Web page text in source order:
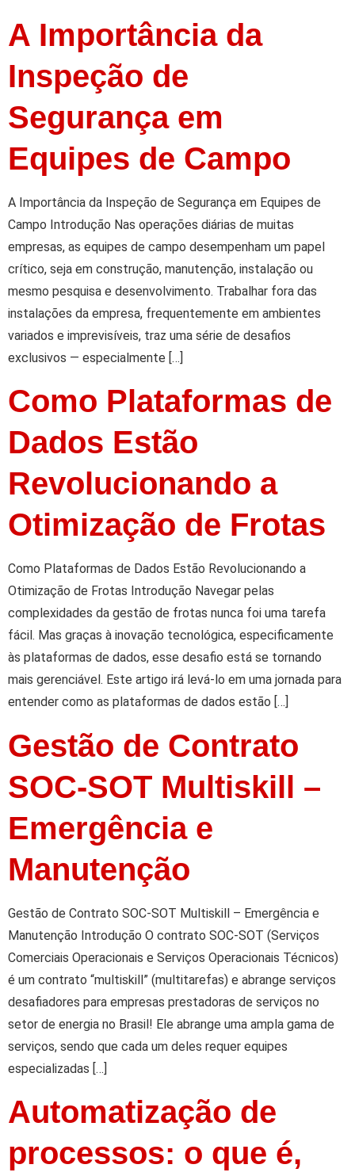
A Importância da
Inspeção de
Segurança em
Equipes de Campo
A Importância da Inspeção de Segurança em Equipes de
Campo Introdução Nas operações diárias de muitas
empresas, as equipes de campo desempenham um papel
crítico, seja em construção, manutenção, instalação ou
mesmo pesquisa e desenvolvimento. Trabalhar fora das
instalações da empresa, frequentemente em ambientes
variados e imprevisíveis, traz uma série de desafios
exclusivos — especialmente […]
Como Plataformas de
Dados Estão
Revolucionando a
Otimização de Frotas
Como Plataformas de Dados Estão Revolucionando a
Otimização de Frotas Introdução Navegar pelas
complexidades da gestão de frotas nunca foi uma tarefa
fácil. Mas graças à inovação tecnológica, especificamente
às plataformas de dados, esse desafio está se tornando
mais gerenciável. Este artigo irá levá-lo em uma jornada para
entender como as plataformas de dados estão […]
Gestão de Contrato
SOC-SOT Multiskill –
Emergência e
Manutenção
Gestão de Contrato SOC-SOT Multiskill – Emergência e
Manutenção Introdução O contrato SOC-SOT (Serviços
Comerciais Operacionais e Serviços Operacionais Técnicos)
é um contrato “multiskill” (multitarefas) e abrange serviços
desafiadores para empresas prestadoras de serviços no
setor de energia no Brasil! Ele abrange uma ampla gama de
serviços, sendo que cada um deles requer equipes
especializadas […]
Automatização de
processos: o que é,